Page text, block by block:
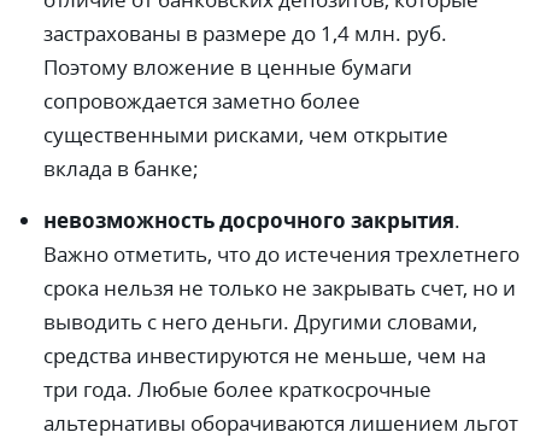
застрахованы в размере до 1,4 млн. руб.
Поэтому вложение в ценные бумаги
сопровождается заметно более
существенными рисками, чем открытие
вклада в банке;
невозможность досрочного закрытия.
Важно отметить, что до истечения трехлетнего
срока нельзя не только не закрывать счет, но и
выводить с него деньги. Другими словами,
средства инвестируются не меньше, чем на
три года. Любые более краткосрочные
альтернативы оборачиваются лишением льгот